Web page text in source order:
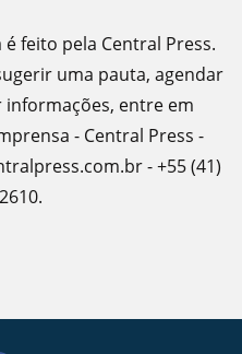
feito pela Central Press.
uma pauta, agendar
entre em
- Central Press -
- +55 (41)